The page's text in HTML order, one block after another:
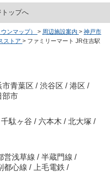
ップへ
ンマップ） > 周辺施設案内 > 神戸市
ストア > ファミリーマート JR住吉駅
市青葉区 / 渋谷区 / 港区 /
部市
千駄ヶ谷 / 六本木 / 北大塚 /
営浅草線 / 半蔵門線 /
都心線 / 上毛電鉄 /